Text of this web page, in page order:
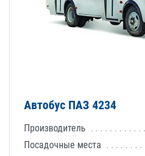
Автобус ПАЗ 4234
Производитель
Посадочные места